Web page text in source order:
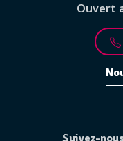
Ouvert
Suivez-